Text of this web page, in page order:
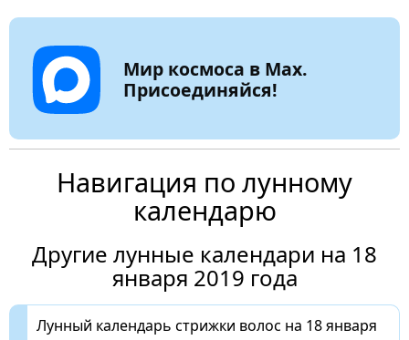
Мир космоса в Max.
Присоединяйся!
Навигация по лунному
календарю
Другие лунные календари на 18
января 2019 года
Лунный календарь стрижки волос на 18 января